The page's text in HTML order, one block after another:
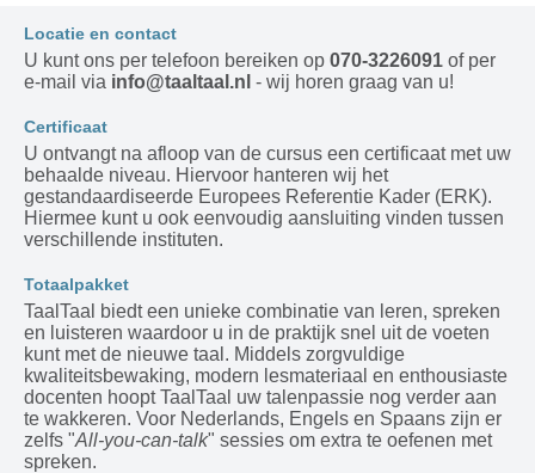
Locatie en contact
U kunt ons per telefoon bereiken op 070-3226091 of per
e-mail via info@taaltaal.nl - wij horen graag van u!
Certificaat
U ontvangt na afloop van de cursus een certificaat met uw
behaalde niveau. Hiervoor hanteren wij het
gestandaardiseerde Europees Referentie Kader (ERK).
Hiermee kunt u ook eenvoudig aansluiting vinden tussen
verschillende instituten.
Totaalpakket
TaalTaal biedt een unieke combinatie van leren, spreken
en luisteren waardoor u in de praktijk snel uit de voeten
kunt met de nieuwe taal. Middels zorgvuldige
kwaliteitsbewaking, modern lesmateriaal en enthousiaste
docenten hoopt TaalTaal uw talenpassie nog verder aan
te wakkeren. Voor Nederlands, Engels en Spaans zijn er
zelfs "All-you-can-talk" sessies om extra te oefenen met
spreken.